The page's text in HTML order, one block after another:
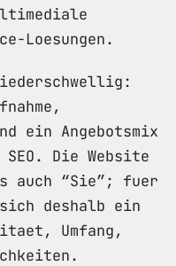
Loesungen.
ein Angebotsmix
Die Website
auch “Sie”; fuer
deshalb ein
Umfang,